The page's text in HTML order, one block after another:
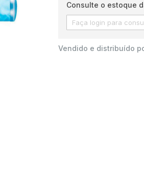
Consulte o estoque
Vendido e distribuído